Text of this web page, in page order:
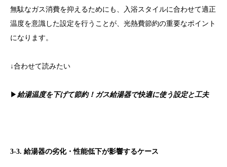
無駄なガス消費を抑えるためにも、入浴スタイルに合わせて適正
温度を意識した設定を行うことが、光熱費節約の重要なポイント
になります。
↓合わせて読みたい
▶ 給湯温度を下げて節約！ガス給湯器で快適に使う設定と工夫
3-3. 給湯器の劣化・性能低下が影響するケース